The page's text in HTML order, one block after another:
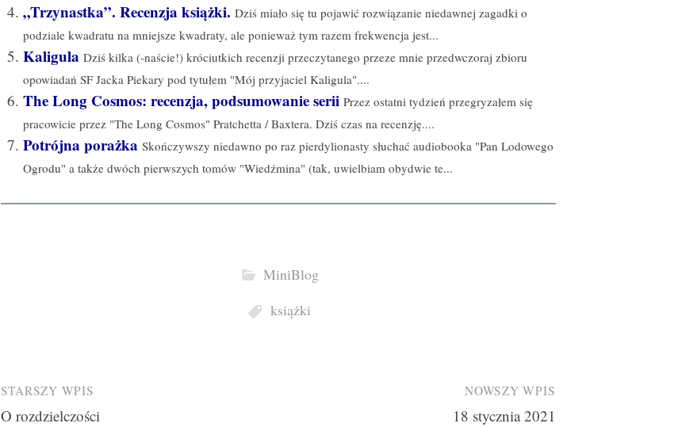
„Trzynastka”. Recenzja książki. Dziś miało się tu pojawić rozwiązanie niedawnej zagadki o
podziale kwadratu na mniejsze kwadraty, ale ponieważ tym razem frekwencja jest...
Kaligula Dziś kilka (-naście!) króciutkich recenzji przeczytanego przeze mnie przedwczoraj zbioru
opowiadań SF Jacka Piekary pod tytułem "Mój przyjaciel Kaligula"....
The Long Cosmos: recenzja, podsumowanie serii Przez ostatni tydzień przegryzałem się
pracowicie przez "The Long Cosmos" Pratchetta / Baxtera. Dziś czas na recenzję....
Potrójna porażka Skończywszy niedawno po raz pierdylionasty słuchać audiobooka "Pan Lodowego
Ogrodu" a także dwóch pierwszych tomów "Wiedźmina" (tak, uwielbiam obydwie te...
MiniBlog
książki
Post
STARSZY WPIS
O rozdzielczości
NOWSZY WPIS
18 stycznia 2021